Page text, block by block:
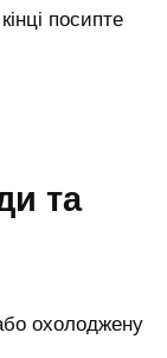
посипте
та
охолоджену